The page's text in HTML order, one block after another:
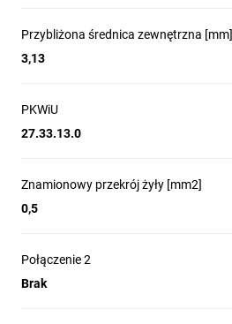
Przybliżona średnica zewnętrzna [mm]
3,13
PKWiU
27.33.13.0
Znamionowy przekrój żyły [mm2]
0,5
Połączenie 2
Brak